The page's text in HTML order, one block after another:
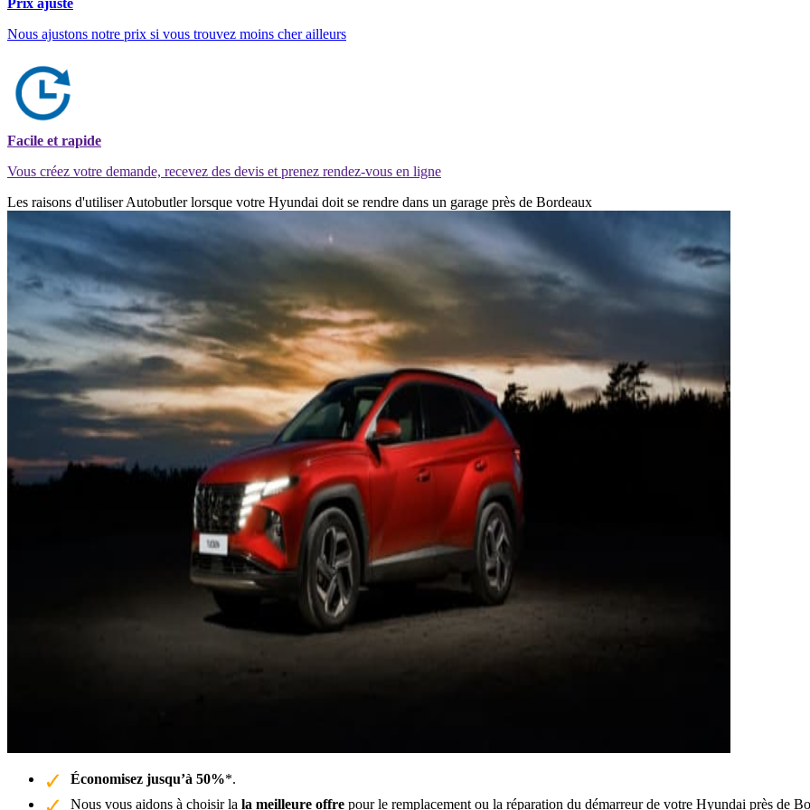
Nous ajustons notre prix si vous trouvez moins cher ailleurs
Facile et rapide
Vous créez votre demande, recevez des devis et prenez rendez-vous en ligne
Les raisons d'utiliser Autobutler lorsque votre Hyundai doit se rendre dans un garage près de Bordeaux
Économisez jusqu’à 50%*.
Nous vous aidons à choisir la la meilleure offre pour le remplacement ou la réparation du démarreur de votre Hyundai près de